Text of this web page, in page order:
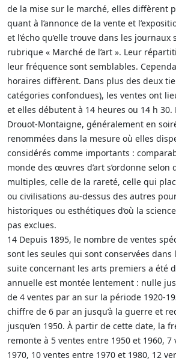
de la mise sur le marché, elles diffèrent
quant à l’annonce de la vente et
et l’écho qu’elle trouve dans les journaux
rubrique « Marché de l’art ». Leur
leur fréquence sont semblables.
horaires diffèrent. Dans plus des deux
catégories confondues), les ventes ont
et elles débutent à 14 heures ou 14 h 30.
Drouot-Montaigne, généralement en
renommées dans la mesure où elles
considérés comme importants :
monde des œuvres d’art s’ordonne selon
multiples, celle de la rareté, celle qui
ou civilisations au-dessus des autres
historiques ou esthétiques d’où la
pas exclues.
14 Depuis 1895, le nombre de ventes
sont les seules qui sont conservées dans
suite concernant les arts premiers a été
annuelle est montée lentement : nulle
de 4 ventes par an sur la période 1920-
chiffre de 6 par an jusqu’à la guerre et
jusqu’en 1950. À partir de cette date, la
remonte à 5 ventes entre 1950 et 1960,
1970, 10 ventes entre 1970 et 1980, 12